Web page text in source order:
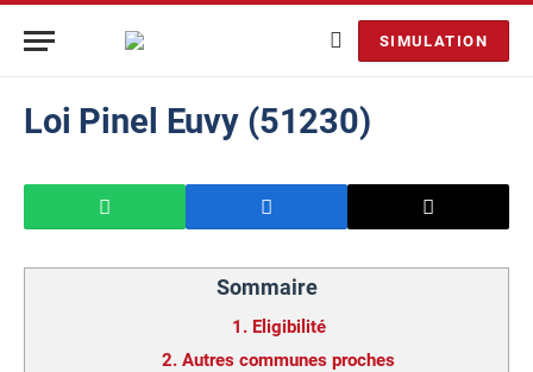
SIMULATION
Loi Pinel Euvy (51230)
Sommaire
1. Eligibilité
2. Autres communes proches